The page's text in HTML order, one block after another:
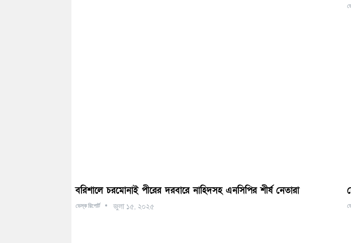
বরিশালে চরমোনাই পীরের দরবারে নাহিদসহ এনসিপির শীর্ষ নেতারা
ডেস্ক রিপোর্ট জুলা ১৫, ২০২৫